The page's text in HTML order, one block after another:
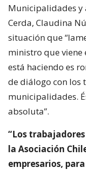
Municipalidades y
Cerda, Claudina
situación que
ministro que viene
está haciendo es
de diálogo con los
municipalidades.
absoluta”.
“Los
la Asociación
empresarios,